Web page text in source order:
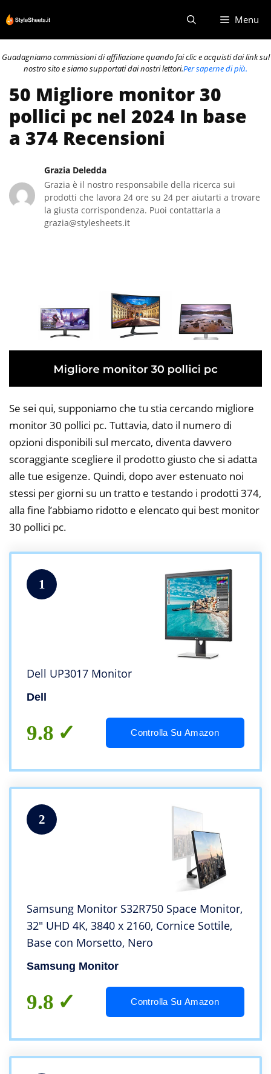
al
contenuto
Menu
Guadagniamo commissioni di affiliazione quando fai clic e acquisti dai link sul
nostro sito e siamo supportati dai nostri lettori.Per saperne di più.
50 Migliore monitor 30
pollici pc nel 2024 In base
a 374 Recensioni
Grazia Deledda
Grazia è il nostro responsabile della ricerca sui
prodotti che lavora 24 ore su 24 per aiutarti a trovare
la giusta corrispondenza. Puoi contattarla a
grazia@stylesheets.it
Se sei qui, supponiamo che tu stia cercando migliore
monitor 30 pollici pc. Tuttavia, dato il numero di
opzioni disponibili sul mercato, diventa davvero
scoraggiante scegliere il prodotto giusto che si adatta
alle tue esigenze. Quindi, dopo aver estenuato noi
stessi per giorni su un tratto e testando i prodotti 374,
alla fine l’abbiamo ridotto e elencato qui best monitor
30 pollici pc.
1
Dell UP3017 Monitor
Dell
9.8 Controlla Su Amazon
2
Samsung Monitor S32R750 Space Monitor,
32″ UHD 4K, 3840 x 2160, Cornice Sottile,
Base con Morsetto, Nero
Samsung Monitor
9.8 Controlla Su Amazon